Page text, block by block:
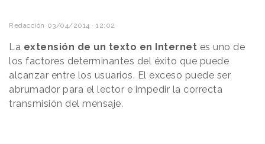
Redacción 03/04/2014 · 12:02
La extensión de un texto en Internet es uno de
los factores determinantes del éxito que puede
alcanzar entre los usuarios. El exceso puede ser
abrumador para el lector e impedir la correcta
transmisión del mensaje.